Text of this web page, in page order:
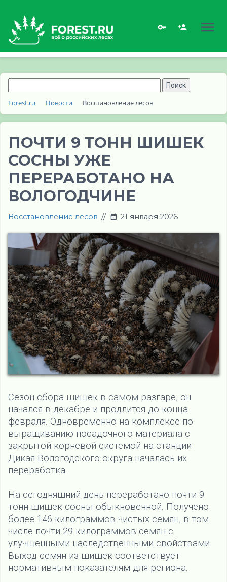
Forest.ru Новости Восстановление лесов
ПОЧТИ 9 ТОНН ШИШЕК
СОСНЫ УЖЕ
ПЕРЕРАБОТАНО НА
ВОЛОГОДЧИНЕ
Восстановление лесов // 21 января 2026
Сезон сбора шишек в самом разгаре, он
начался в декабре и продлится до конца
февраля. Одновременно на комплексе по
выращиванию посадочного материала с
закрытой корневой системой на станции
Дикая Вологодского округа началась их
переработка.
На сегодняшний день переработано почти 9
тонн шишек сосны обыкновенной. Получено
более 146 килограммов чистых семян, в том
числе почти 29 килограммов семян с
улучшенными наследственными свойствами.
Выход семян из шишек соответствует
нормативным показателям для региона.